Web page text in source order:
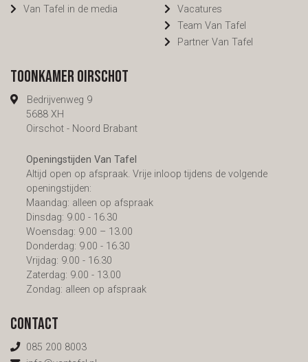
Van Tafel in de media
Vacatures
Team Van Tafel
Partner Van Tafel
Toonkamer Oirschot
Bedrijvenweg 9
5688 XH
Oirschot - Noord Brabant
Openingstijden Van Tafel
Altijd open op afspraak. Vrije inloop tijdens de volgende
openingstijden:
Maandag: alleen op afspraak
Dinsdag: 9.00 - 16.30
Woensdag: 9.00 – 13.00
Donderdag: 9.00 - 16.30
Vrijdag: 9.00 - 16.30
Zaterdag: 9.00 - 13.00
Zondag: alleen op afspraak
Contact
085 200 8003